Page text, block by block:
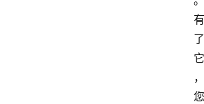
有
了
它
，
您